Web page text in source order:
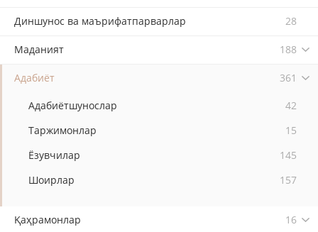
Диншунос ва маърифатпарварлар 28
Маданият 188
Адабиёт 361
Адабиётшунослар
42
Таржимонлар
15
Ёзувчилар
145
Шоирлар
157
Қаҳрамонлар 16